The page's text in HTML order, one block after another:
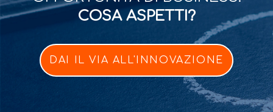
COSA ASPETTI?
DAI IL VIA ALL'INNOVAZIONE